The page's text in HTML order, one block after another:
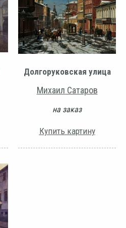
Долгоруковская улица
Михаил Сатаров
на заказ
Купить картину